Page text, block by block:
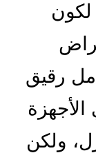
رقيق
ولكن